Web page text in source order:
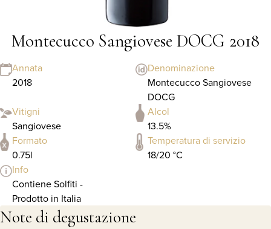
Montecucco Sangiovese DOCG 2018
Annata
2018
Denominazione
Montecucco Sangiovese
DOCG
Vitigni
Sangiovese
Alcol
13.5%
Formato
0.75l
Temperatura di servizio
18/20 °C
Info
Contiene Solfiti -
Prodotto in Italia
Note di degustazione